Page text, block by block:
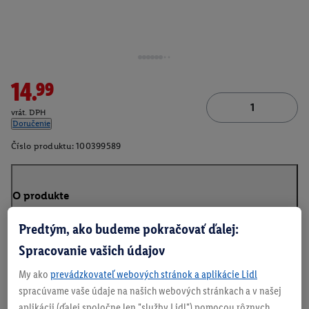
14.99
vrát. DPH
Doručenie
Číslo produktu: 100399589
O produkte
Predtým, ako budeme pokračovať ďalej:
Spracovanie vašich údajov
My ako prevádzkovateľ webových stránok a aplikácie Lidl
spracúvame vaše údaje na našich webových stránkach a v našej